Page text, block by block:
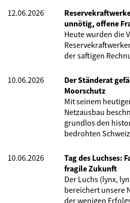
12.06.2026
unnötig, offene
Heute wurden die
der saftigen
10.06.2026
Der Ständerat
Moorschutz
Mit seinem
Netzausbau
grundlos den
bedrohten
10.06.2026
Tag des Luchses:
fragile Zukunft
Der Luchs (lynx,
bereichert unsere
der wenigen